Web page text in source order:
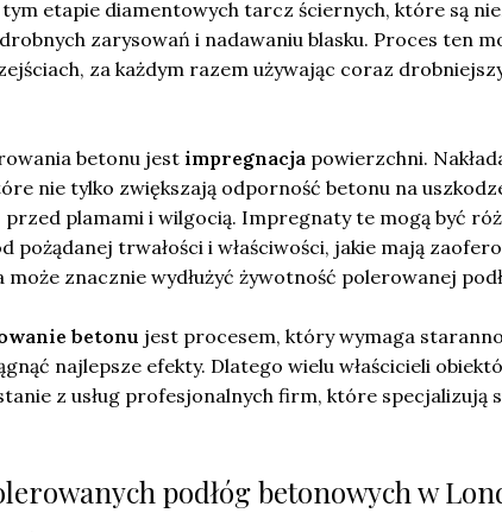
etapie diamentowych tarcz ściernych, które są
zarysowań i nadawaniu blasku. Proces ten
za każdym razem używając coraz
betonu jest impregnacja powierzchni.
nie tylko zwiększają odporność betonu na
przed plamami i wilgocią. Impregnaty te mogą być
pożądanej trwałości i właściwości, jakie mają
znacznie wydłużyć żywotność polerowanej
betonu jest procesem, który wymaga
najlepsze efekty. Dlatego wielu właścicieli
z usług profesjonalnych firm, które specjalizują
podłóg betonowych w